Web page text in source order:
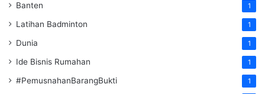
Banten 1
Latihan Badminton 1
Dunia 1
Ide Bisnis Rumahan 1
#PemusnahanBarangBukti 1